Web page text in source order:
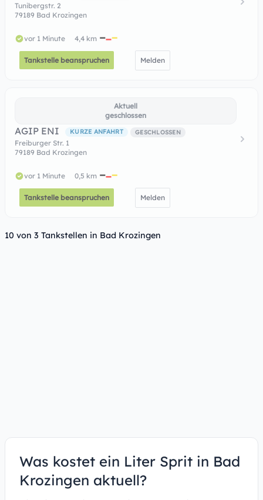
Tunibergstr. 2
79189 Bad Krozingen
vor 1 Minute 4,4 km
Tankstelle beanspruchen Melden
Aktuell
geschlossen
AGIP ENI KURZE ANFAHRT GESCHLOSSEN
Freiburger Str. 1
79189 Bad Krozingen
vor 1 Minute 0,5 km
Tankstelle beanspruchen Melden
10 von 3 Tankstellen in Bad Krozingen
Was kostet ein Liter Sprit in Bad
Krozingen aktuell?